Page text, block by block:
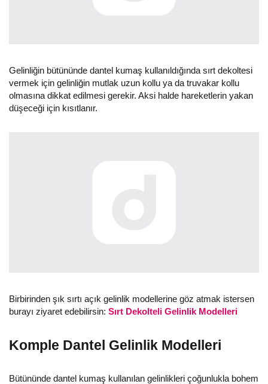
Gelinliğin bütününde dantel kumaş kullanıldığında sırt dekoltesi
vermek için gelinliğin mutlak uzun kollu ya da truvakar kollu
olmasına dikkat edilmesi gerekir. Aksi halde hareketlerin yakan
düşeceği için kısıtlanır.
Birbirinden şık sırtı açık gelinlik modellerine göz atmak istersen
burayı ziyaret edebilirsin: Sırt Dekolteli Gelinlik Modelleri
Komple Dantel Gelinlik Modelleri
Bütününde dantel kumaş kullanılan gelinlikleri çoğunlukla bohem